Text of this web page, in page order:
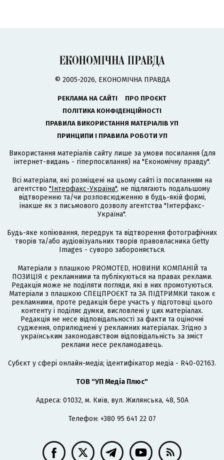
© 2005-2026, ЕКОНОМІЧНА ПРАВДА
РЕКЛАМА НА САЙТІ
ПРО ПРОЄКТ
ПОЛІТИКА КОНФІДЕНЦІЙНОСТІ
ПРАВИЛА ВИКОРИСТАННЯ МАТЕРІАЛІВ УП
ПРИНЦИПИ І ПРАВИЛА РОБОТИ УП
Використання матеріалів сайту лише за умови посилання (для
інтернет-видань - гіперпосилання) на "Економічну правду".
Всі матеріали, які розміщені на цьому сайті із посиланням на
агентство "Інтерфакс-Україна", не підлягають подальшому
відтворенню та/чи розповсюдженню в будь-якій формі,
інакше як з письмового дозволу агентства "Інтерфакс-
Україна".
Будь-яке копіювання, передрук та відтворення фотографічних
творів та/або аудіовізуальних творів правовласника Getty
Images - суворо забороняється.
Матеріали з плашкою PROMOTED, НОВИНИ КОМПАНІЙ та
ПОЗИЦІЯ є рекламними та публікуються на правах реклами.
Редакція може не поділяти погляди, які в них промотуються.
Матеріали з плашкою СПЕЦПРОЄКТ та ЗА ПІДТРИМКИ також є
рекламними, проте редакція бере участь у підготовці цього
контенту і поділяє думки, висловлені у цих матеріалах.
Редакція не несе відповідальності за факти та оціночні
судження, оприлюднені у рекламних матеріалах. Згідно з
українським законодавством відповідальність за зміст
реклами несе рекламодавець.
Cубєкт у сфері онлайн-медіа; ідентифікатор медіа - R40-02163.
ТОВ "УП Медіа Плюс"
Адреса: 01032, м. Київ, вул. Жилянська, 48, 50А
Телефон: +380 95 641 22 07